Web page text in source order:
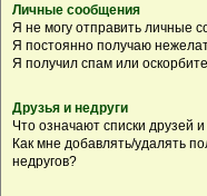
Личные сообщения
Я не могу отправить личные
Я постоянно получаю
Я получил спам или
Друзья и недруги
Что означают списки друзей
Как мне добавлять/удалять
недругов?